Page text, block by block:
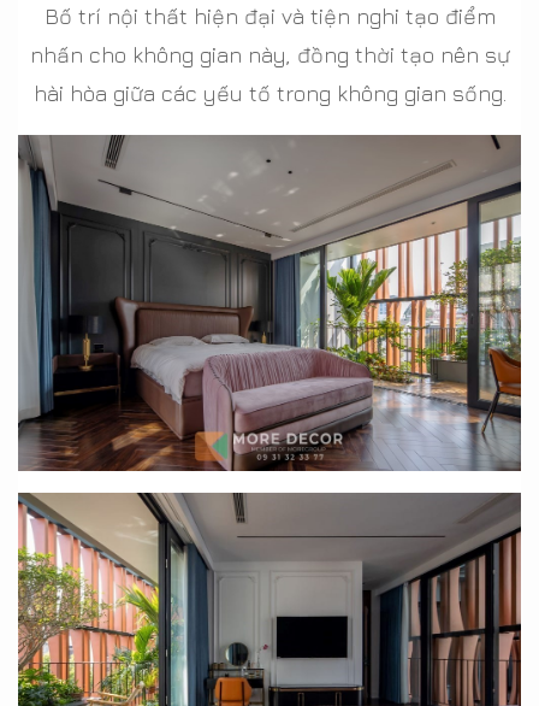
Bố trí nội thất hiện đại và tiện nghi tạo điểm
nhấn cho không gian này, đồng thời tạo nên sự
hài hòa giữa các yếu tố trong không gian sống.